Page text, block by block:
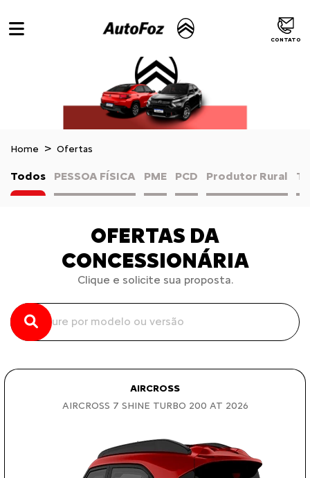
CONTATO
Home Ofertas
Todos PESSOA FÍSICA PME PCD Produtor Rural
OFERTAS DA
CONCESSIONÁRIA
Clique e solicite sua proposta.
AIRCROSS
AIRCROSS 7 SHINE TURBO 200 AT 2026